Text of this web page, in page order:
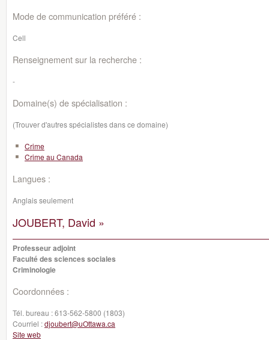
Mode de communication préféré :
Cell
Renseignement sur la recherche :
-
Domaine(s) de spécialisation :
(Trouver d'autres spécialistes dans ce domaine)
Crime
Crime au Canada
Langues :
Anglais seulement
JOUBERT, David »
Professeur adjoint
Faculté des sciences sociales
Criminologie
Coordonnées :
Tél. bureau :613-562-5800 (1803)
Courriel :djoubert@uOttawa.ca
Site web